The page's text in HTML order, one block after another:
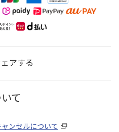
アする
て
ンセルについて